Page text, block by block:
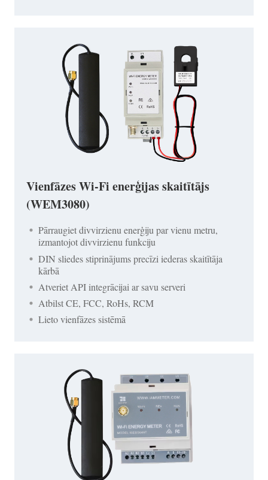
Vienfāzes Wi-Fi enerģijas skaitītājs
(WEM3080)
Pārraugiet divvirzienu enerģiju par vienu metru,
izmantojot divvirzienu funkciju
DIN sliedes stiprinājums precīzi iederas skaitītāja
kārbā
Atveriet API integrācijai ar savu serveri
Atbilst CE, FCC, RoHs, RCM
Lieto vienfāzes sistēmā